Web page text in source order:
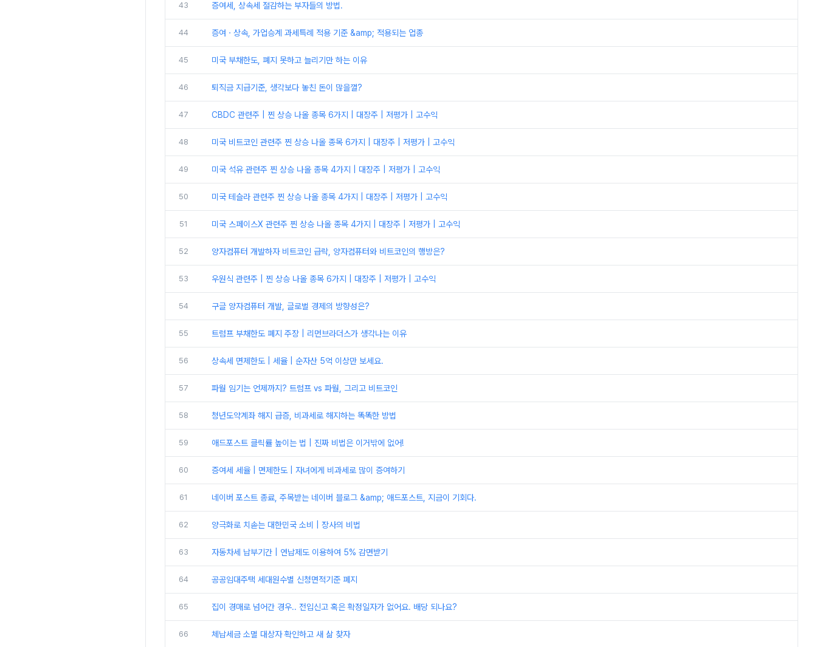
43 증여세, 상속세 절감하는 부자들의 방법.
44 증여ㆍ상속, 가업승계 과세특례 적용 기준 &amp; 적용되는 업종
45 미국 부채한도, 폐지 못하고 늘리기만 하는 이유
46 퇴직금 지급기준, 생각보다 놓친 돈이 많을껄?
47 CBDC 관련주 | 찐 상승 나올 종목 6가지 | 대장주 | 저평가 | 고수익
48 미국 비트코인 관련주 찐 상승 나올 종목 6가지 | 대장주 | 저평가 | 고수익
49 미국 석유 관련주 찐 상승 나올 종목 4가지 | 대장주 | 저평가 | 고수익
50 미국 테슬라 관련주 찐 상승 나올 종목 4가지 | 대장주 | 저평가 | 고수익
51 미국 스페이스X 관련주 찐 상승 나올 종목 4가지 | 대장주 | 저평가 | 고수익
52 양자컴퓨터 개발하자 비트코인 급락, 양자컴퓨터와 비트코인의 행방은?
53 우원식 관련주 | 찐 상승 나올 종목 6가지 | 대장주 | 저평가 | 고수익
54 구글 양자컴퓨터 개발, 글로벌 경제의 방향성은?
55 트럼프 부채한도 폐지 주장 | 리먼브라더스가 생각나는 이유
56 상속세 면제한도 | 세율 | 순자산 5억 이상만 보세요.
57 파월 임기는 언제까지? 트럼프 vs 파월, 그리고 비트코인
58 청년도약계좌 해지 급증, 비과세로 해지하는 똑똑한 방법
59 애드포스트 클릭률 높이는 법 | 진짜 비법은 이거밖에 없어!
60 증여세 세율 | 면제한도 | 자녀에게 비과세로 많이 증여하기
61 네이버 포스트 종료, 주목받는 네이버 블로그 &amp; 애드포스트, 지금이 기회다.
62 양극화로 치솓는 대한민국 소비 | 장사의 비법
63 자동차세 납부기간 | 연납제도 이용하여 5% 감면받기
64 공공임대주택 세대원수별 신청면적기준 폐지
65 집이 경매로 넘어간 경우.. 전입신고 혹은 확정일자가 없어요. 배당 되나요?
66 체납세금 소멸 대상자 확인하고 새 삶 찾자